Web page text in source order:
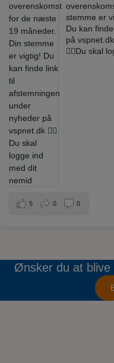
stemme er
Du kan
på vspnet.dk
☝🏼Du skal
5 0 0
Ønsker du at blive